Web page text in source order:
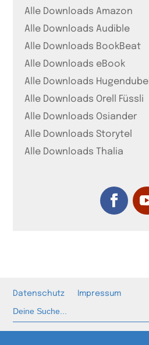
Alle Downloads Amazon
Alle Downloads Audible
Alle Downloads BookBeat
Alle Downloads eBook
Alle Downloads Hugendubel
Alle Downloads Orell Füssli
Alle Downloads Osiander
Alle Downloads Storytel
Alle Downloads Thalia
Datenschutz Impressum
nach: